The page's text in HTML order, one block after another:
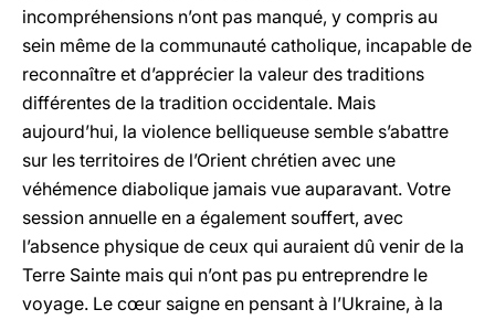
incompréhensions n’ont pas manqué, y compris au
sein même de la communauté catholique, incapable de
reconnaître et d’apprécier la valeur des traditions
différentes de la tradition occidentale. Mais
aujourd’hui, la violence belliqueuse semble s’abattre
sur les territoires de l’Orient chrétien avec une
véhémence diabolique jamais vue auparavant. Votre
session annuelle en a également souffert, avec
l’absence physique de ceux qui auraient dû venir de la
Terre Sainte mais qui n’ont pas pu entreprendre le
voyage. Le cœur saigne en pensant à l’Ukraine, à la